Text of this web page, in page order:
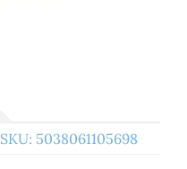
SKU: 5038061105698